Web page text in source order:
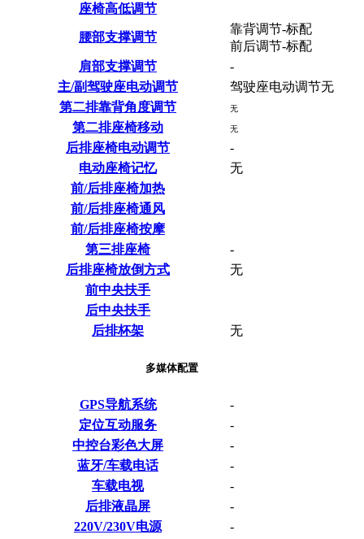
座椅高低调节
腰部支撑调节
靠背调节-标配
前后调节-标配
肩部支撑调节
-
主/副驾驶座电动调节
驾驶座电动调节无
第二排靠背角度调节
无
第二排座椅移动 无
后排座椅电动调节
-
电动座椅记忆
无
前/后排座椅加热
前/后排座椅通风
前/后排座椅按摩
第三排座椅
-
后排座椅放倒方式
无
前中央扶手
后中央扶手
后排杯架
无
多媒体配置
GPS导航系统
-
定位互动服务
-
中控台彩色大屏
-
蓝牙/车载电话
-
车载电视
-
后排液晶屏
-
220V/230V电源
-